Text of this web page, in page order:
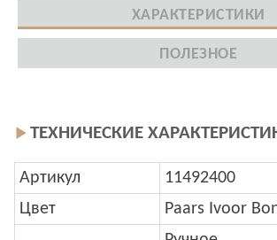
ХАРАКТЕРИСТИКИ
ПОЛЕЗНОЕ
ТЕХНИЧЕСКИЕ
Артикул
11492400
Цвет
Paars Ivoor